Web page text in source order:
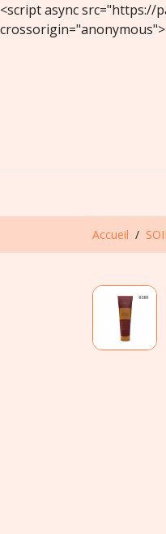
<script async src="https://
Accueil